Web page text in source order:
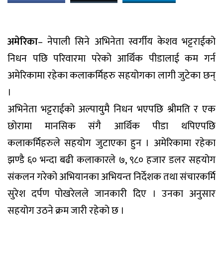
अमेरिका– नेपाली सिने अभिनेता स्वर्गीय केशव भट्टराईको
निधन पछि परिवारमा परेको आर्थिक पीडालाई कम गर्न
अमेरिकामा रहेका कलाकर्मिहरु सहयोगका लागी जुटेका छन्
।
अभिनेता भट्टराईको अल्पायुमै निधन भएपछि श्रीमति र एक
छोरामा मानसिक संगै आर्थिक पीडा थपिएपछि
कलाकर्मिहरुले सहयोग जुटाएका हुन । अमेरिकामा रहेका
झण्डै ६० भन्दा बढी कलाकारले ७, ९८० हजार डलर सहयोग
संकलन गरेको अभियानका अभियन्त निर्देशक तथा संचारकर्मि
सुरेश दर्पण पोखरेलले जानकारी दिए । उनका अनुसार
सहयोग उठने क्रम जारी रहेको छ ।